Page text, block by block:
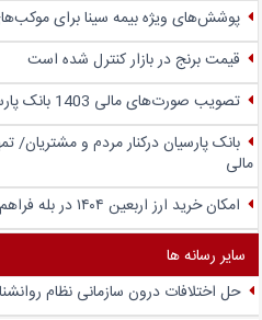
پوشش‌های ویژه بیمه سینا برای
قیمت برنج در بازار کنترل شده است
تصویب صورت‌های مالی 1403 بانک پارسیان با تائید سهامداران
بانک پارسیان درکنار مردم و مشتریان/
مالی
امکان خرید ارز اربعین ۱۴۰۴ در بله فراهم است
سایر رسانه ها
حل اختلافات درون سازمانی نظام